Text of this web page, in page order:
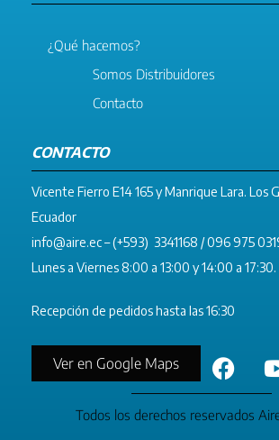
¿Qué hacemos?
Somos Distribuidores
Contacto
CONTACTO
Vicente Fierro E14 165 y Manrique Lara. Los
Ecuador
info@aire.ec– (+593) 3341168 / 096 975
Lunes a Viernes 8:00 a 13:00 y 14:00 a 17:30.
Recepción de pedidos hasta las 16:30
Ver en Google Maps
Todos los derechos reservados